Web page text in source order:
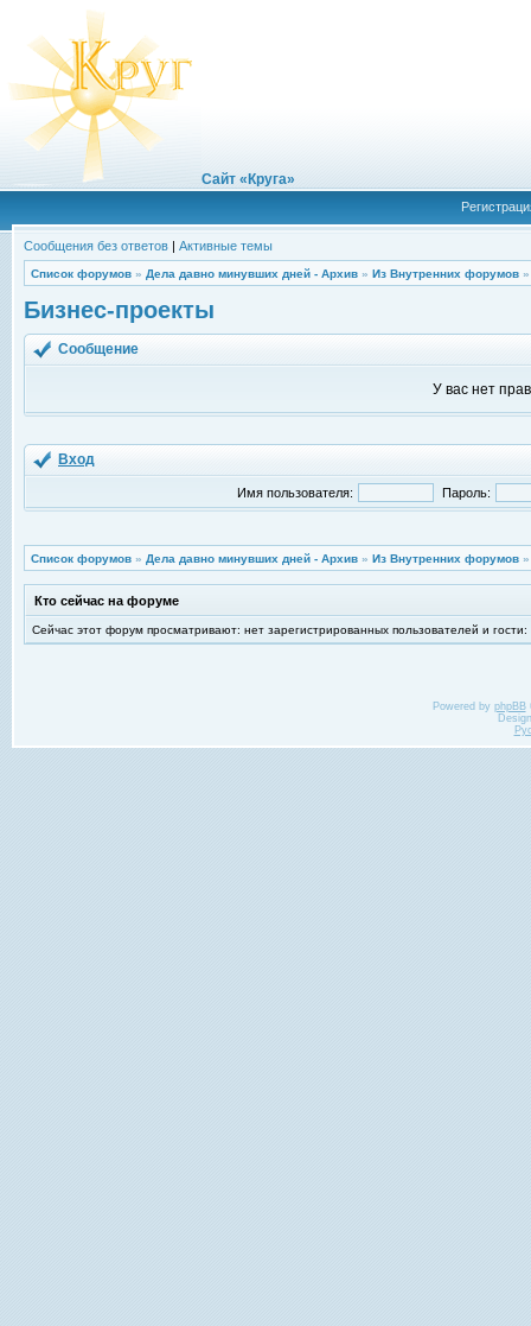
Сайт «Круга»
Сообщения без ответов | Активные темы
Список форумов » Дела давно минувших дней - Архив » Из Внутренних форумов
Бизнес-проекты
Сообщение
У вас нет
Вход
Имя пользователя: Пароль:
Список форумов » Дела давно минувших дней - Архив » Из Внутренних форумов
Кто сейчас на форуме
Сейчас этот форум просматривают: нет зарегистрированных пользователей и гости:
Powered by phpBB